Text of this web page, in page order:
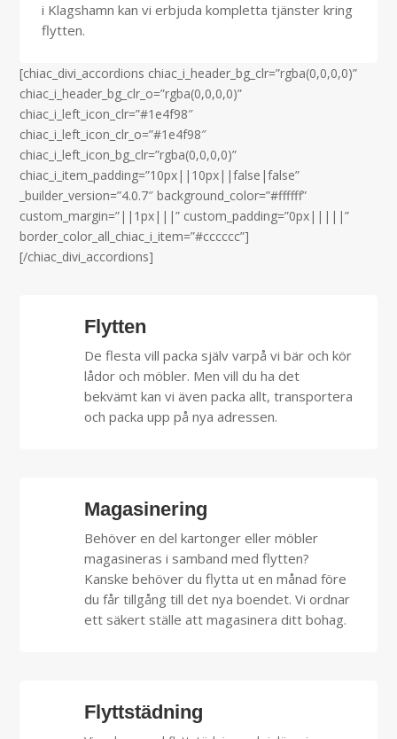
i Klagshamn kan vi erbjuda kompletta tjänster kring
flytten.
[chiac_divi_accordions chiac_i_header_bg_clr=”rgba(0,0,0,0)”
chiac_i_header_bg_clr_o=”rgba(0,0,0,0)”
chiac_i_left_icon_clr=”#1e4f98″
chiac_i_left_icon_clr_o=”#1e4f98″
chiac_i_left_icon_bg_clr=”rgba(0,0,0,0)”
chiac_i_item_padding=”10px||10px||false|false”
_builder_version=”4.0.7″ background_color=”#ffffff”
custom_margin=”||1px|||” custom_padding=”0px|||||”
border_color_all_chiac_i_item=”#cccccc”]
[/chiac_divi_accordions]
Flytten
De flesta vill packa själv varpå vi bär och kör
lådor och möbler. Men vill du ha det
bekvämt kan vi även packa allt, transportera
och packa upp på nya adressen.
Magasinering
Behöver en del kartonger eller möbler
magasineras i samband med flytten?
Kanske behöver du flytta ut en månad före
du får tillgång till det nya boendet. Vi ordnar
ett säkert ställe att magasinera ditt bohag.
Flyttstädning